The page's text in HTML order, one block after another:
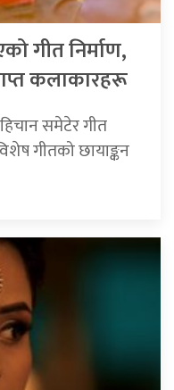
गीत निर्माण,
कलाकारहरू
समेटेर गीत
गीतको छायाङ्कन